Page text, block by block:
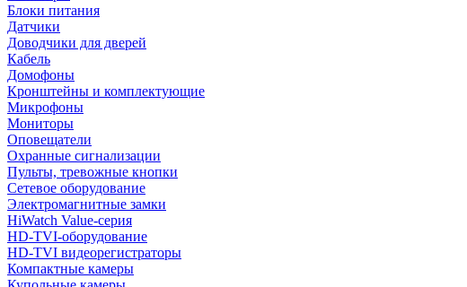
Блоки питания
Датчики
Доводчики для дверей
Кабель
Домофоны
Кронштейны и комплектующие
Микрофоны
Мониторы
Оповещатели
Охранные сигнализации
Пульты, тревожные кнопки
Сетевое оборудование
Электромагнитные замки
HiWatch Value-серия
HD-TVI-оборудование
HD-TVI видеорегистраторы
Компактные камеры